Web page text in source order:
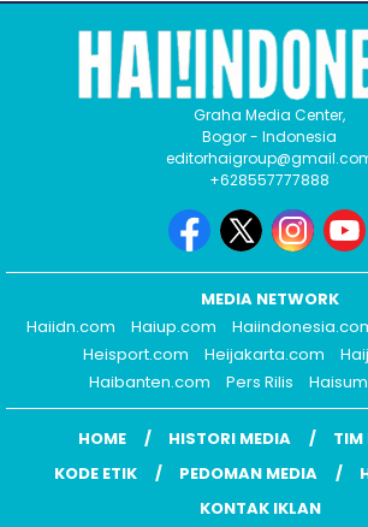
Graha Media Center,
Bogor - Indonesia
+628557777888
MEDIA NETWORK
Haiidn.com
Haiup.com
Heisport.com
Heijakarta.com
Haibanten.com
Pers Rilis
HOME HISTORI MEDIA
TIM
KODE ETIK
PEDOMAN MEDIA
KONTAK IKLAN